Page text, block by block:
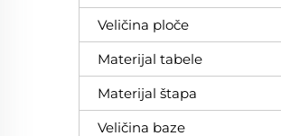
Veličina ploče
Materijal tabele
Materijal štapa
Veličina baze